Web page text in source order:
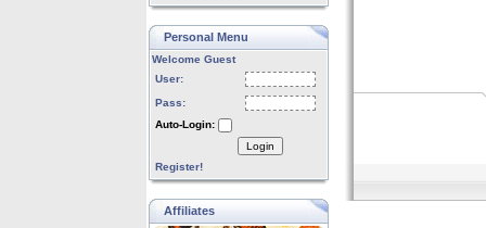
Personal Menu
Welcome Guest
User:
Pass:
Auto-Login:
Login
Register!
Affiliates